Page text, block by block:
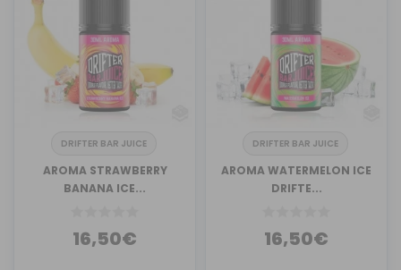
DRIFTER BAR JUICE
AROMA STRAWBERRY
BANANA ICE...
16,50€
DRIFTER BAR JUICE
AROMA WATERMELON ICE
DRIFTE...
16,50€